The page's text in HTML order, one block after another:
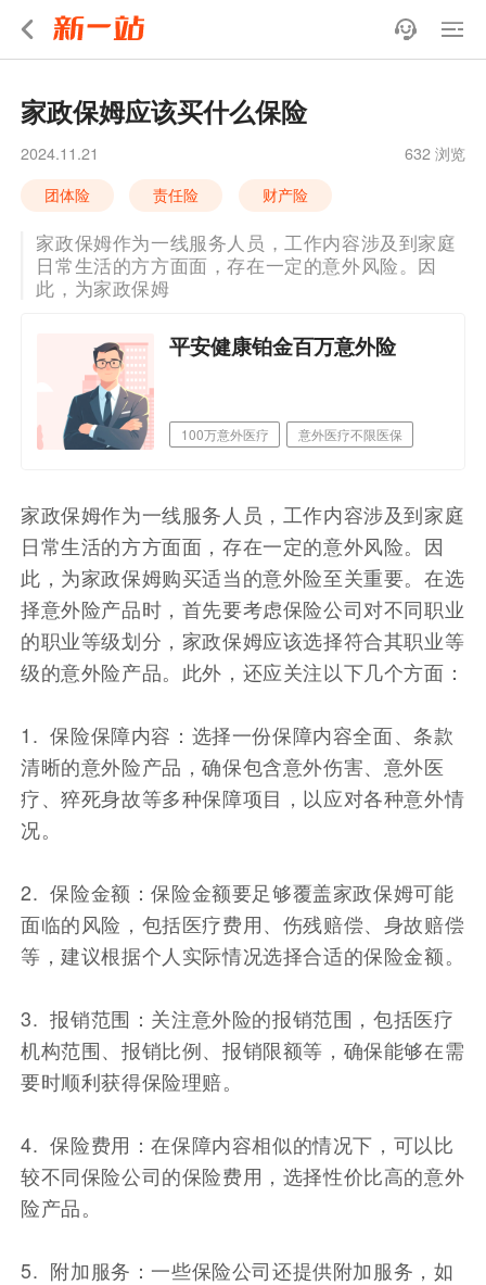
家政保姆应该买什么保险
2024.11.21
632 浏览
团体险
责任险 财产险
家政保姆作为一线服务人员，工作内容涉及到家庭
日常生活的方方面面，存在一定的意外风险。因
此，为家政保姆
平安健康铂金百万意外险
100万意外医疗
意外医疗不限医保
家政保姆作为一线服务人员，工作内容涉及到家庭
日常生活的方方面面，存在一定的意外风险。因
此，为家政保姆购买适当的意外险至关重要。在选
择意外险产品时，首先要考虑保险公司对不同职业
的职业等级划分，家政保姆应该选择符合其职业等
级的意外险产品。此外，还应关注以下几个方面：
1. 保险保障内容：选择一份保障内容全面、条款
清晰的意外险产品，确保包含意外伤害、意外医
疗、猝死身故等多种保障项目，以应对各种意外情
况。
2. 保险金额：保险金额要足够覆盖家政保姆可能
面临的风险，包括医疗费用、伤残赔偿、身故赔偿
等，建议根据个人实际情况选择合适的保险金额。
3. 报销范围：关注意外险的报销范围，包括医疗
机构范围、报销比例、报销限额等，确保能够在需
要时顺利获得保险理赔。
4. 保险费用：在保障内容相似的情况下，可以比
较不同保险公司的保险费用，选择性价比高的意外
险产品。
5. 附加服务：一些保险公司还提供附加服务，如